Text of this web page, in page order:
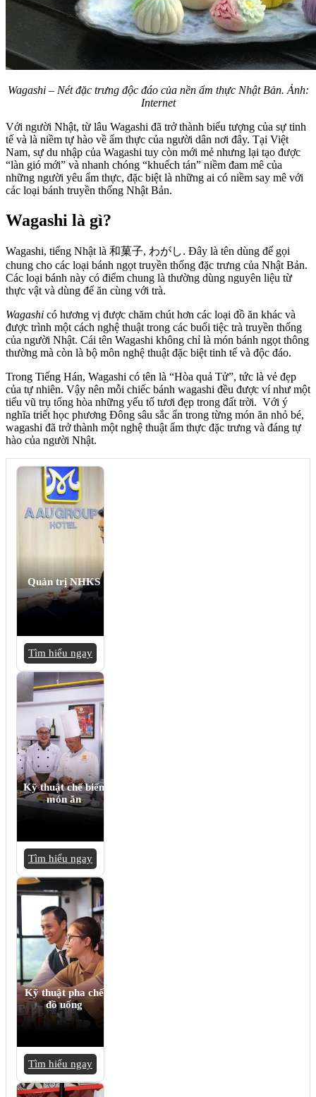
Wagashi – Nét đặc trưng độc đáo của nền ẩm thực Nhật Bản. Ảnh:
Internet
Với người Nhật, từ lâu Wagashi đã trở thành biểu tượng của sự tinh
tế và là niềm tự hào về ẩm thực của người dân nơi đây. Tại Việt
Nam, sự du nhập của Wagashi tuy còn mới mẻ nhưng lại tạo được
“làn gió mới” và nhanh chóng “khuếch tán” niềm đam mê của
những người yêu ẩm thực, đặc biệt là những ai có niềm say mê với
các loại bánh truyền thống Nhật Bản.
Wagashi là gì?
Wagashi, tiếng Nhật là 和菓子, わがし. Đây là tên dùng để gọi
chung cho các loại bánh ngọt truyền thống đặc trưng của Nhật Bản.
Các loại bánh này có điểm chung là thường dùng nguyên liệu từ
thực vật và dùng để ăn cùng với trà.
Wagashi có hương vị được chăm chút hơn các loại đồ ăn khác và
được trình một cách nghệ thuật trong các buổi tiệc trà truyền thống
của người Nhật. Cái tên Wagashi không chỉ là món bánh ngọt thông
thường mà còn là bộ môn nghệ thuật đặc biệt tinh tế và độc đáo.
Trong Tiếng Hán, Wagashi có tên là “Hòa quả Tử”, tức là vẻ đẹp
của tự nhiên. Vậy nên mỗi chiếc bánh wagashi đều được ví như một
tiểu vũ trụ tổng hòa những yếu tố tươi đẹp trong đất trời. Với ý
nghĩa triết học phương Đông sâu sắc ẩn trong từng món ăn nhỏ bé,
wagashi đã trở thành một nghệ thuật ẩm thực đặc trưng và đáng tự
hào của người Nhật.
Quản trị NHKS
Tìm hiểu ngay
Kỹ thuật chế biến
món ăn
Tìm hiểu ngay
Kỹ thuật pha chế
đồ uống
Tìm hiểu ngay